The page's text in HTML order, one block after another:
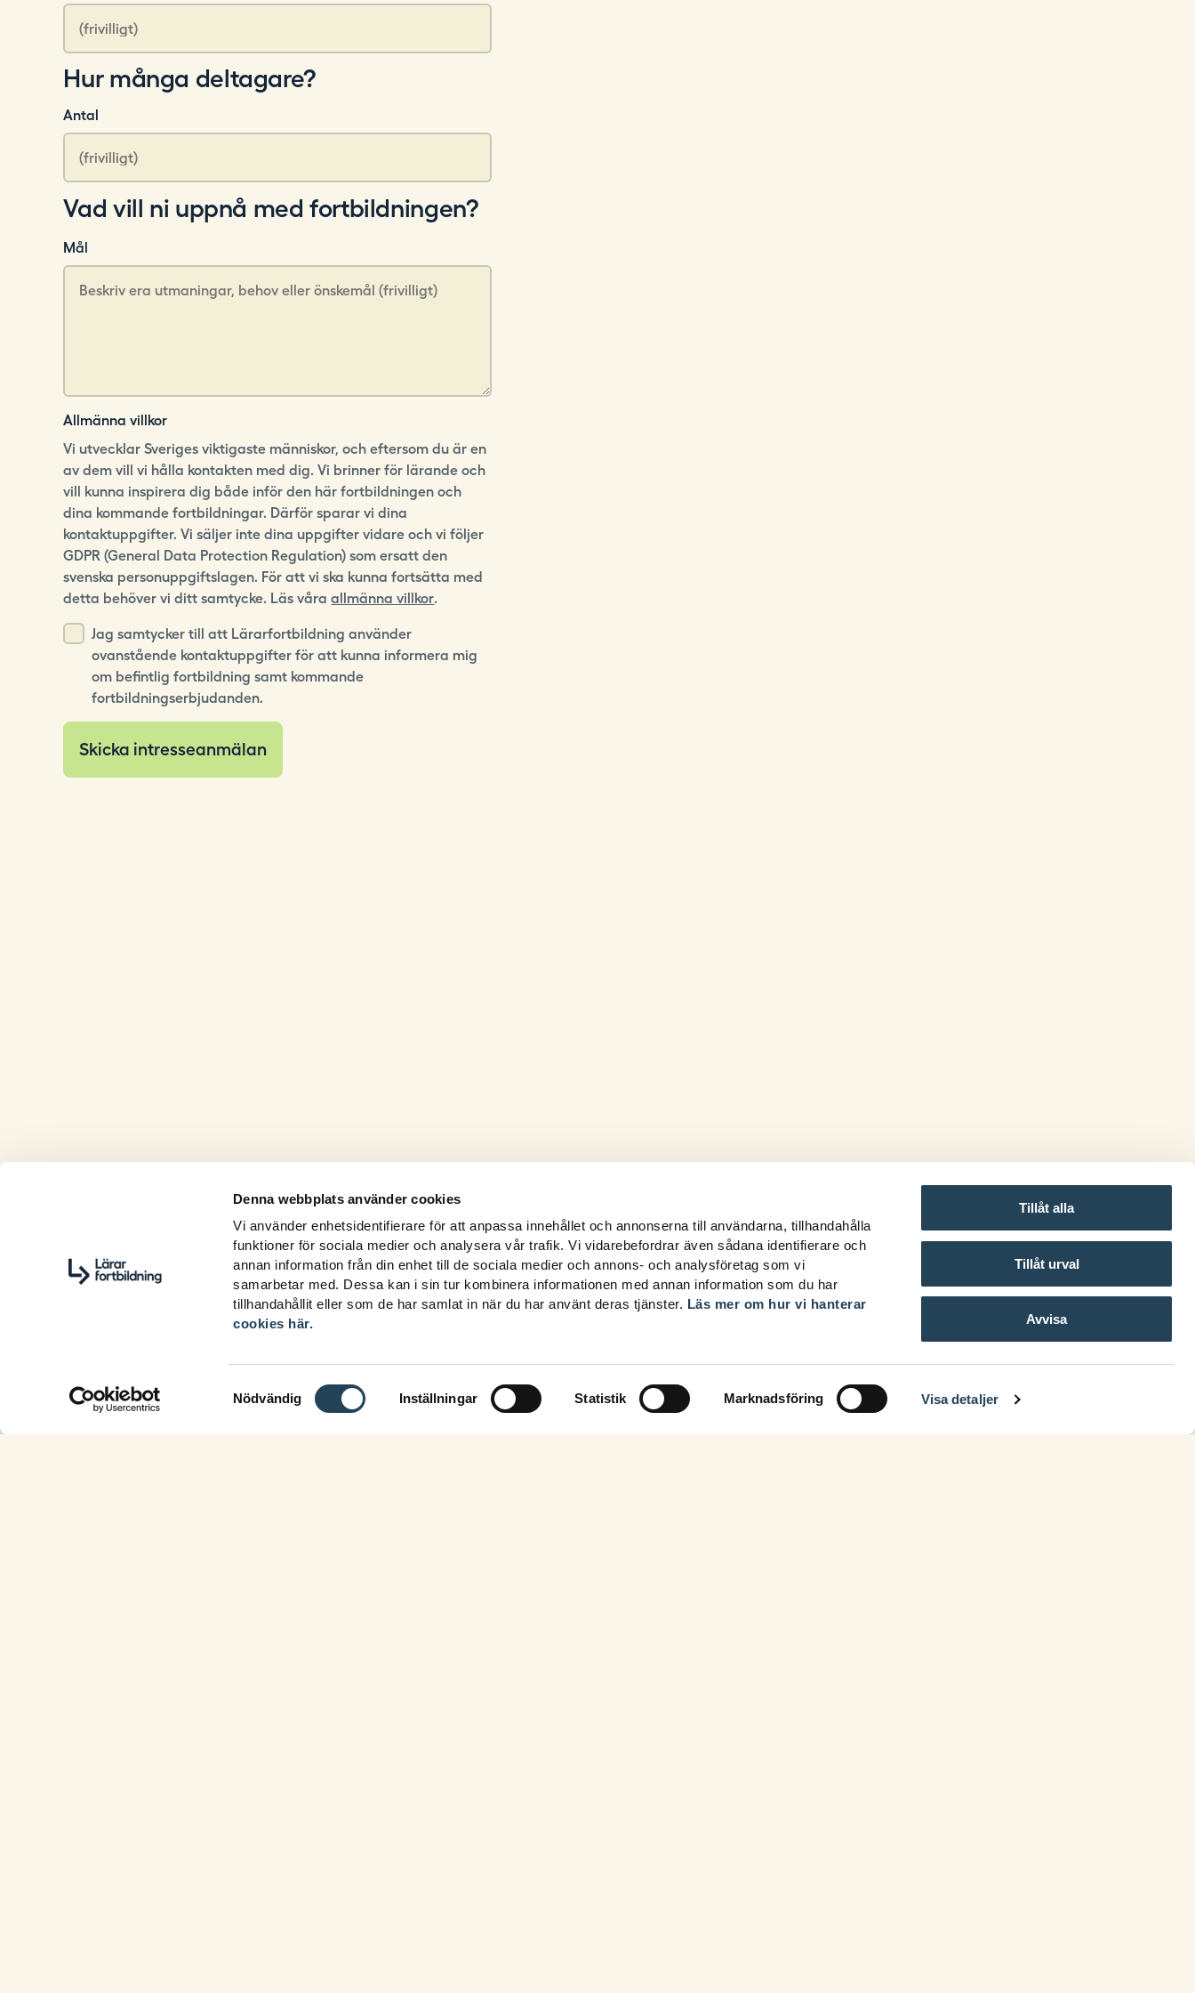
Denna webbplats använder cookies
Vi använder enhetsidentifierare för att anpassa innehållet och annonserna till användarna, tillhandahålla
funktioner för sociala medier och analysera vår trafik. Vi vidarebefordrar även sådana identifierare och
annan information från din enhet till de sociala medier och annons- och analysföretag som vi
samarbetar med. Dessa kan i sin tur kombinera informationen med annan information som du har
tillhandahållit eller som de har samlat in när du har använt deras tjänster. Läs mer om hur vi hanterar
cookies här.
Samtyckesval
Nödvändig Inställningar Statistik Marknadsföring Visa detaljer
Tillåt alla
Tillåt urval
Avvisa
Hur många deltagare?
Antal
Vad vill ni uppnå med fortbildningen?
Mål
Allmänna villkor
Vi utvecklar Sveriges viktigaste människor, och eftersom du är en
av dem vill vi hålla kontakten med dig. Vi brinner för lärande och
vill kunna inspirera dig både inför den här fortbildningen och
dina kommande fortbildningar. Därför sparar vi dina
kontaktuppgifter. Vi säljer inte dina uppgifter vidare och vi följer
GDPR (General Data Protection Regulation) som ersatt den
svenska personuppgiftslagen. För att vi ska kunna fortsätta med
detta behöver vi ditt samtycke. Läs våraallmänna villkor.
Jag samtycker till att Lärarfortbildning använder
ovanstående kontaktuppgifter för att kunna informera mig
om befintlig fortbildning samt kommande
fortbildningserbjudanden.